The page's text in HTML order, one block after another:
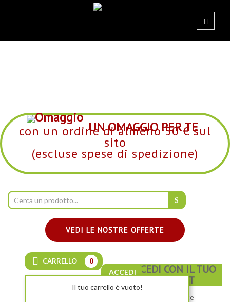
UN OMAGGIO PER TE
con un ordine di almeno 50 € sul
sito
(escluse spese di spedizione)
VEDI LE NOSTRE OFFERTE
CARRELLO 0
Il tuo carrello è vuoto!
ACCEDIACCEDI CON IL TUO
ACCOUNT
Nome utente